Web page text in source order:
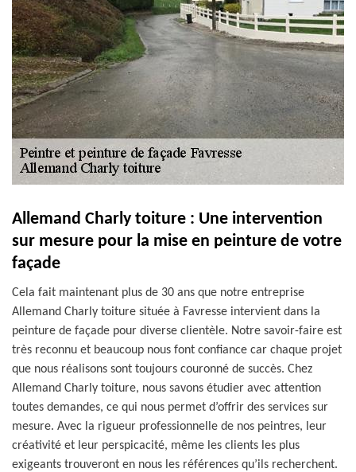
Allemand Charly toiture : Une intervention
sur mesure pour la mise en peinture de votre
façade
Cela fait maintenant plus de 30 ans que notre entreprise
Allemand Charly toiture située à Favresse intervient dans la
peinture de façade pour diverse clientèle. Notre savoir-faire est
très reconnu et beaucoup nous font confiance car chaque projet
que nous réalisons sont toujours couronné de succès. Chez
Allemand Charly toiture, nous savons étudier avec attention
toutes demandes, ce qui nous permet d’offrir des services sur
mesure. Avec la rigueur professionnelle de nos peintres, leur
créativité et leur perspicacité, même les clients les plus
exigeants trouveront en nous les références qu’ils recherchent.